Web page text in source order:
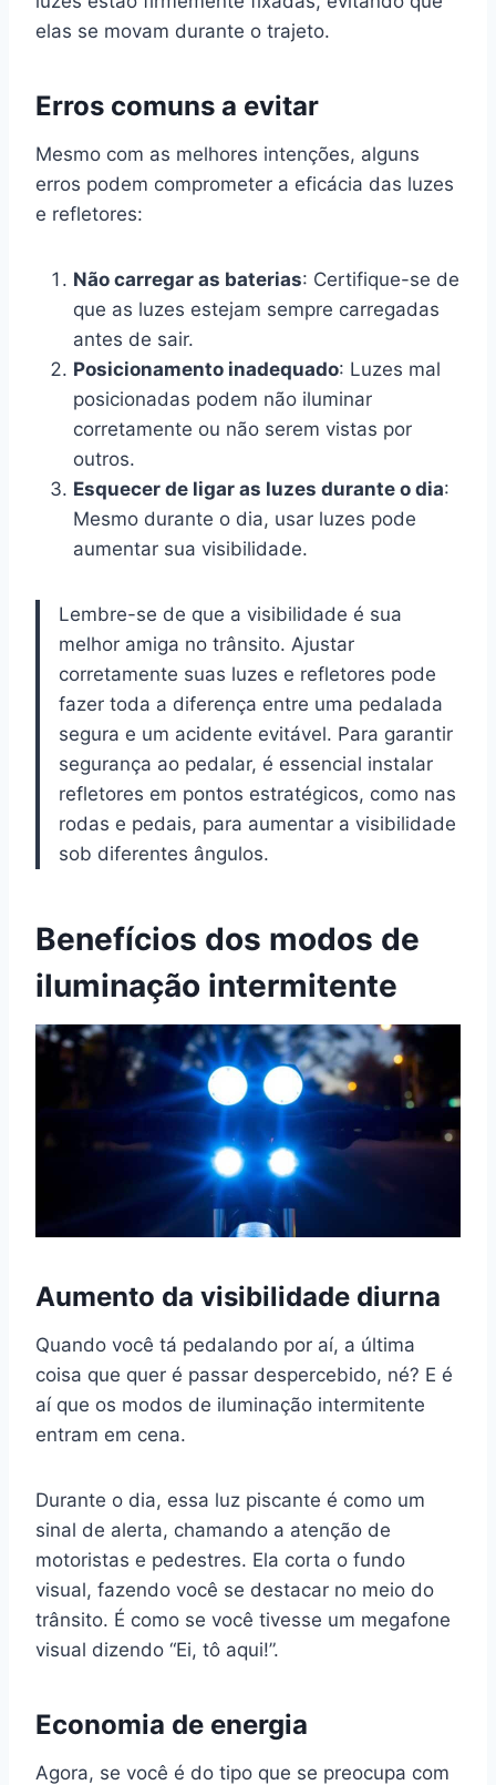
elas se movam durante o trajeto.
Erros comuns a evitar
Mesmo com as melhores intenções, alguns
erros podem comprometer a eficácia das luzes
e refletores:
Não carregar as baterias: Certifique-se de
que as luzes estejam sempre carregadas
antes de sair.
Posicionamento inadequado: Luzes mal
posicionadas podem não iluminar
corretamente ou não serem vistas por
outros.
Esquecer de ligar as luzes durante o dia:
Mesmo durante o dia, usar luzes pode
aumentar sua visibilidade.
Lembre-se de que a visibilidade é sua
melhor amiga no trânsito. Ajustar
corretamente suas luzes e refletores pode
fazer toda a diferença entre uma pedalada
segura e um acidente evitável. Para garantir
segurança ao pedalar, é essencial instalar
refletores em pontos estratégicos, como nas
rodas e pedais, para aumentar a visibilidade
sob diferentes ângulos.
Benefícios dos modos de
iluminação intermitente
Aumento da visibilidade diurna
Quando você tá pedalando por aí, a última
coisa que quer é passar despercebido, né? E é
aí que os modos de iluminação intermitente
entram em cena.
Durante o dia, essa luz piscante é como um
sinal de alerta, chamando a atenção de
motoristas e pedestres. Ela corta o fundo
visual, fazendo você se destacar no meio do
trânsito. É como se você tivesse um megafone
visual dizendo “Ei, tô aqui!”.
Economia de energia
Agora, se você é do tipo que se preocupa com